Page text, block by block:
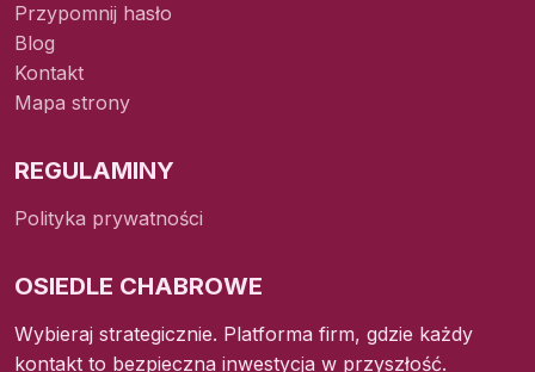
Przypomnij hasło
Blog
Kontakt
Mapa strony
REGULAMINY
Polityka prywatności
OSIEDLE CHABROWE
Wybieraj strategicznie. Platforma firm, gdzie każdy
kontakt to bezpieczna inwestycja w przyszłość.